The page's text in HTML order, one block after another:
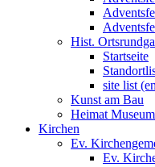
Hist.
Startseite
site list
Kunst am Bau
Heimat Museum
Kirchen
Ev.
Ev.